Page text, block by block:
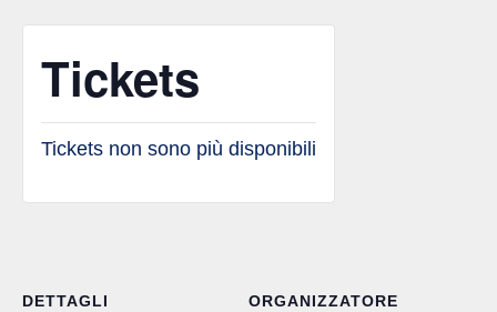
Tickets
Tickets non sono più disponibili
DETTAGLI ORGANIZZATORE